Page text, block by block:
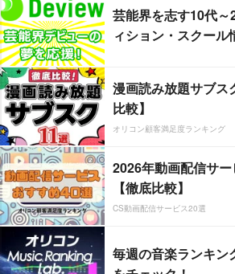
芸能界を志す10代
ィション・スクー
漫画読み放題サブス
比較】
オリコン顧客満足度ランキング
2026年動画配信サ
【徹底比較】
CS動画配信サービス20選
毎週の音楽ランキン